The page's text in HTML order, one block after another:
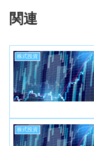
関連
株式投資
株式投資